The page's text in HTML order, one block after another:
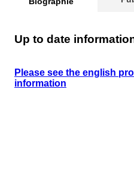
Up to date
Please see the english
information